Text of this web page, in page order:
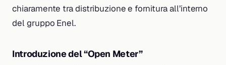
chiaramente tra distribuzione e fornitura all’interno
del gruppo Enel.
Introduzione del “Open Meter”